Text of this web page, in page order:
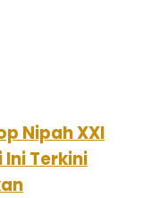
Nipah XXI
Ini Terkini